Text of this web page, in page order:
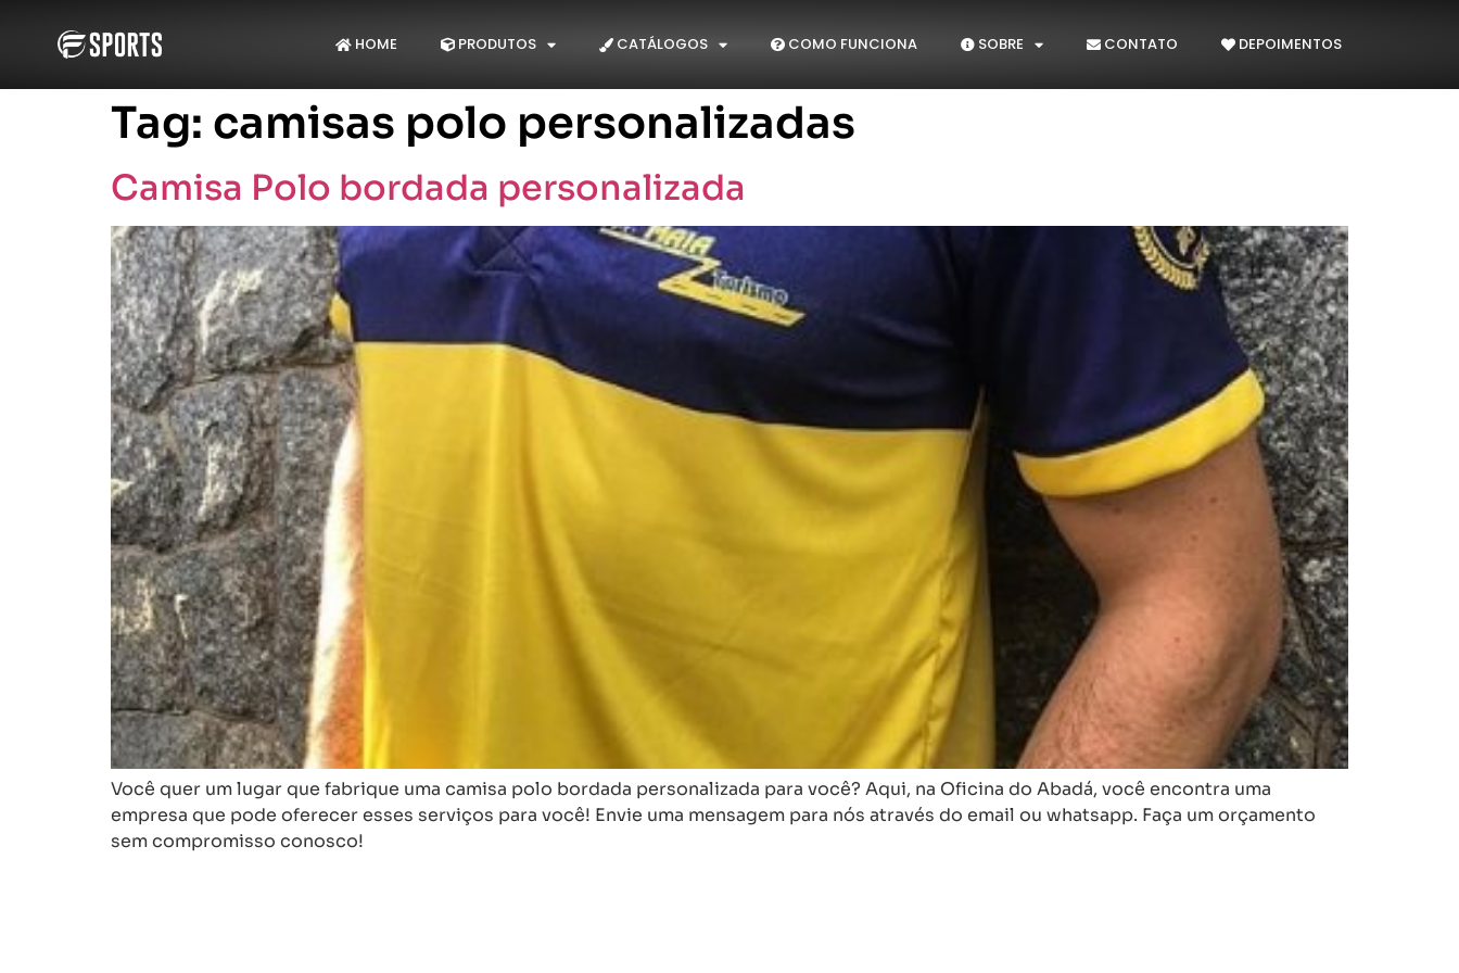
HOME PRODUTOS CATÁLOGOS COMO FUNCIONA SOBRE CONTATO DEPOIMENTOS
Tag: camisas polo personalizadas
Camisa Polo bordada personalizada
Você quer um lugar que fabrique uma camisa polo bordada personalizada para você? Aqui, na Oficina do Abadá, você encontra uma
empresa que pode oferecer esses serviços para você! Envie uma mensagem para nós através do email ou whatsapp. Faça um orçamento
sem compromisso conosco!